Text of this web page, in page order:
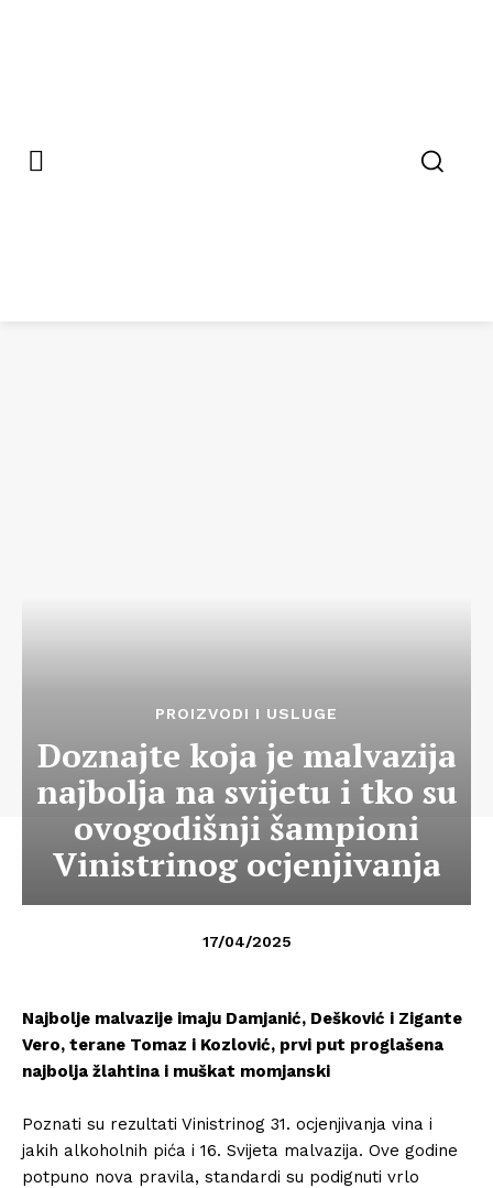
PROIZVODI I USLUGE
Doznajte koja je malvazija
najbolja na svijetu i tko su
ovogodišnji šampioni
Vinistrinog ocjenjivanja
17/04/2025
Najbolje malvazije imaju Damjanić, Dešković i Zigante
Vero, terane Tomaz i Kozlović, prvi put proglašena
najbolja žlahtina i muškat momjanski
Poznati su rezultati Vinistrinog 31. ocjenjivanja vina i
jakih alkoholnih pića i 16. Svijeta malvazija. Ove godine
potpuno nova pravila, standardi su podignuti vrlo